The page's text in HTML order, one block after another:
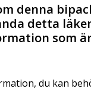
denna
detta
som
du kan